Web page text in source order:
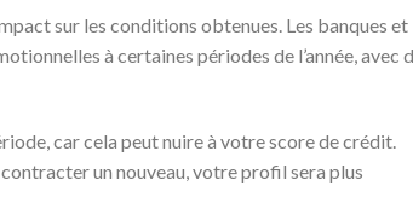
sur les conditions obtenues. Les banques et
à certaines périodes de l’année, avec
car cela peut nuire à votre score de crédit.
un nouveau, votre profil sera plus